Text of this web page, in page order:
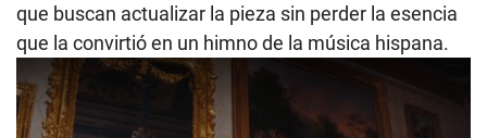
que buscan actualizar la pieza sin perder la esencia
que la convirtió en un himno de la música hispana.